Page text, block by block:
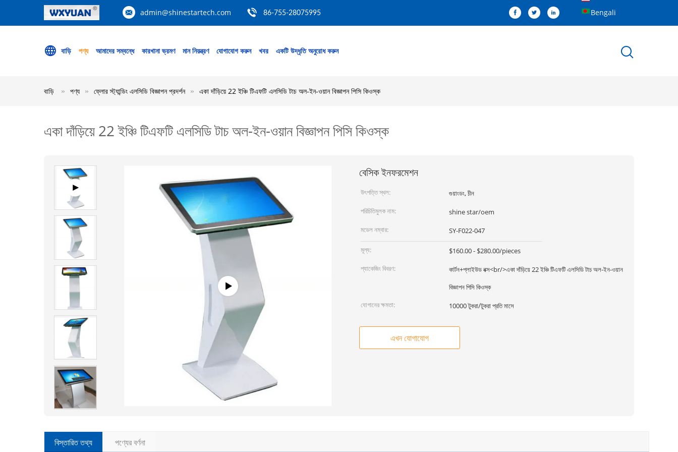
admin@shinestartech.com 86-755-28075995 Bengali
বাড়ি পণ্য আমাদের সম্বন্ধে কারখানা ভ্রমণ মান নিয়ন্ত্রণ যোগাযোগ করুন খবর একটি উদ্ধৃতি অনুরোধ করুন
বাড়ি পণ্য ফ্লোর স্ট্যান্ডিং এলসিডি বিজ্ঞাপন প্রদর্শন একা দাঁড়িয়ে 22 ইঞ্চি টিএফটি এলসিডি টাচ অল-ইন-ওয়ান বিজ্ঞাপন পিসি কিওস্ক
একা দাঁড়িয়ে 22 ইঞ্চি টিএফটি এলসিডি টাচ অল-ইন-ওয়ান বিজ্ঞাপন পিসি কিওস্ক
বেসিক ইনফরমেশন
উৎপত্তি স্থল:
গুয়াংডং, চীন
পরিচিতিমুলক নাম:
shine star/oem
মডেল নম্বার:
SY-F022-047
মূল্য:
$160.00 - $280.00/pieces
প্যাকেজিং বিবরণ:
কার্টন+প্লাইউড বক্স<br/>একা দাঁড়িয়ে 22 ইঞ্চি টিএফটি এলসিডি টাচ অল-ইন-ওয়ান
বিজ্ঞাপন পিসি কিওস্ক
যোগানের ক্ষমতা:
10000 টুকরা/টুকরা প্রতি মাসে
এখন যোগাযোগ
বিস্তারিত তথ্য পণ্যের বর্ণনা